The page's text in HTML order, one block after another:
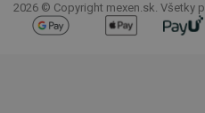
2026 © Copyright mexen.sk. Všetky